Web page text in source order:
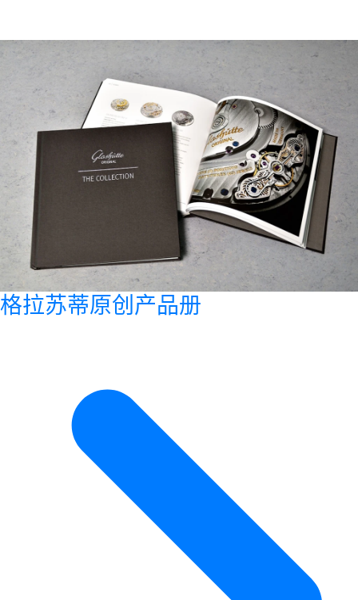
格拉苏蒂原创产品册